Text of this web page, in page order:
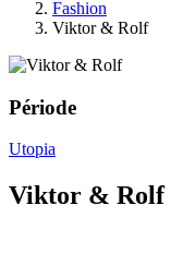
Fashion
Viktor & Rolf
Période
Utopia
Viktor & Rolf